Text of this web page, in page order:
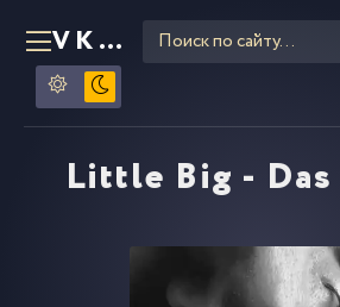
VKLIPE RU
Little Big -